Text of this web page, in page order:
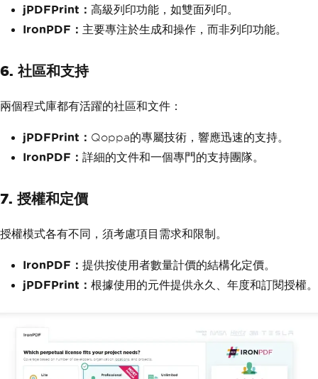
jPDFPrint： 高級列印功能，如雙面列印。
IronPDF： 主要專注於生成和操作，而非列印功能。
6. 社區和支持
兩個程式庫都有活躍的社區和文件：
jPDFPrint： Qoppa的專屬技術，響應迅速的支持。
IronPDF： 詳細的文件和一個專門的支持團隊。
7. 授權和定價
授權模式各有不同，須考慮項目需求和限制。
IronPDF： 提供按使用者數量計價的結構化定價。
jPDFPrint： 根據使用的元件提供永久、年度和訂閱授權。